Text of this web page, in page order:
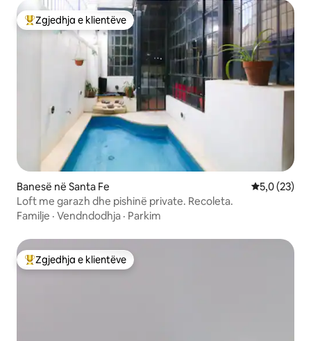
Më të mirat e zgjedhjeve të klientëve
Zgjedhja e klientëve
Banesë në Santa Fe Vlerësimi
5,0 (23)
Loft me garazh dhe pishinë private. Recoleta.
Familje · Vendndodhja · Parkim
Më të mirat e zgjedhjeve të klientëve
Zgjedhja e klientëve